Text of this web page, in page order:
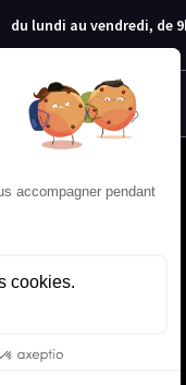
du lundi au vendredi, de
accompagner pendant
cookies.